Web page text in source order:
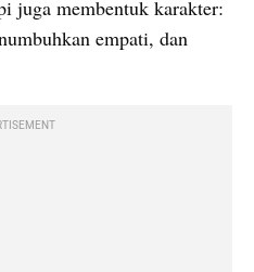
juga membentuk karakter:
empati, dan